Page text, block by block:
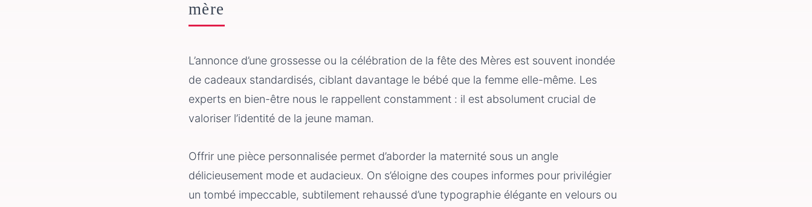
mère
L’annonce d’une grossesse ou la célébration de la fête des Mères est souvent inondée
de cadeaux standardisés, ciblant davantage le bébé que la femme elle-même. Les
experts en bien-être nous le rappellent constamment : il est absolument crucial de
valoriser l’identité de la jeune maman.
Offrir une pièce personnalisée permet d’aborder la maternité sous un angle
délicieusement mode et audacieux. On s’éloigne des coupes informes pour privilégier
un tombé impeccable, subtilement rehaussé d’une typographie élégante en velours ou